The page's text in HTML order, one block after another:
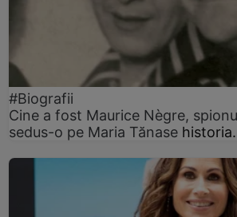
#Biografii
Cine a fost Maurice Nègre,
sedus-o pe Maria Tănase